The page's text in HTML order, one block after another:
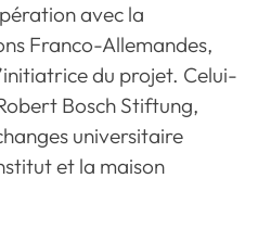
avec la
Franco-Allemandes,
du projet. Celui-
Bosch Stiftung,
universitaire
et la maison